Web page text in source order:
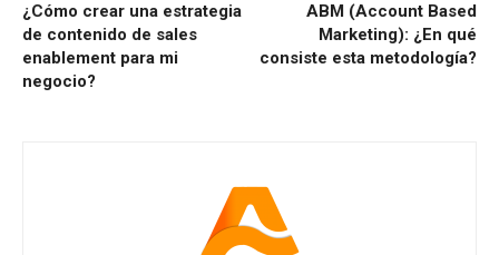
¿Cómo crear una estrategia
de contenido de sales
enablement para mi
negocio?
ABM (Account Based
Marketing): ¿En qué
consiste esta metodología?